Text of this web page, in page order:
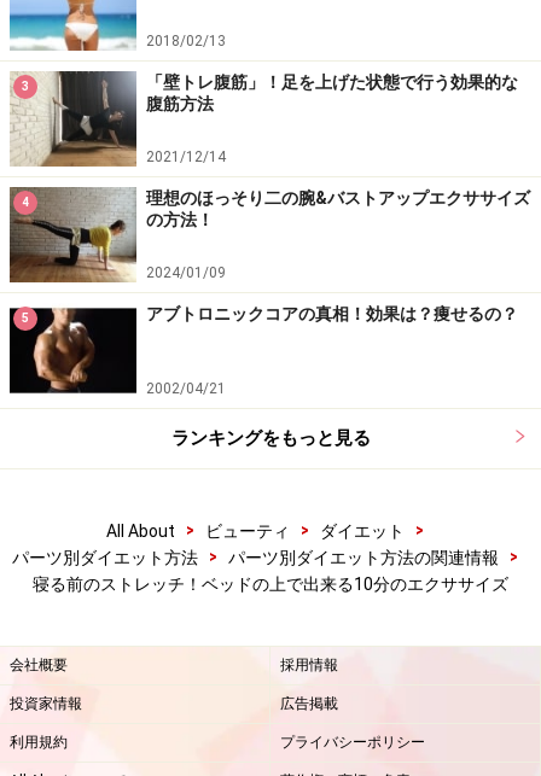
【スタートポジション】
仰向けになり、両手を肩の高さで伸ばし、両脚はクロス
して天井の方に伸ばしましょう。この時、腰と床の間に
すき間がなるべくできないように、背骨を床に押し付け
るように仰向けになりましょう。
意識しましょう。息を吸いながら、腹筋を意識して内も
今度はカラダの裏側（背面）にも意識を向けてみましょ
2018/02/13
3
「壁トレ腹筋」！足を上げた状態で行う効果的な
腹筋方法
2021/12/14
4
理想のほっそり二の腕&バストアップエクササイズ
の方法！
2024/01/09
5 アブトロニックコアの真相！効果は？痩せるの？
2002/04/21
ランキングをもっと見る
All About > ビューティ > ダイエット
>
パーツ別ダイエット方法
> パーツ別ダイエット方法の関連情報
>
寝る前のストレッチ！ベッドの上で出来る10分のエクササイズ
会社概要 採用情報
投資家情報 広告掲載
利用規約 プライバシーポリシー